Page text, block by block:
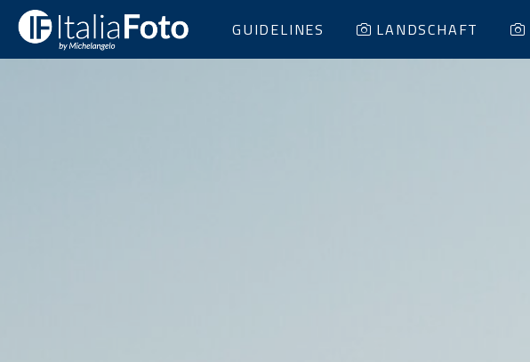
GUIDELINES LANDSCHAFT